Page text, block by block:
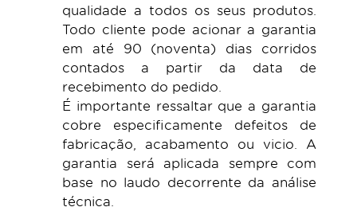
qualidade a todos os seus produtos.
Todo cliente pode acionar a garantia
em até 90 (noventa) dias corridos
contados a partir da data de
recebimento do pedido.
É importante ressaltar que a garantia
cobre especificamente defeitos de
fabricação, acabamento ou vicio. A
garantia será aplicada sempre com
base no laudo decorrente da análise
técnica.